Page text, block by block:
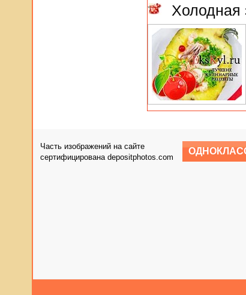
Холодная
Часть изображений на сайте
сертифицирована depositphotos.com